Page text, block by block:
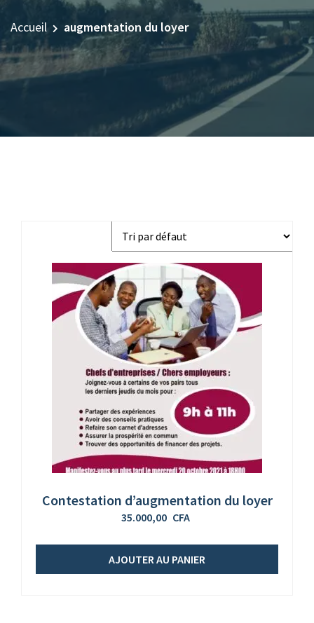
Accueil augmentation du loyer
Contestation d’augmentation du loyer
35.000,00 CFA
AJOUTER AU PANIER